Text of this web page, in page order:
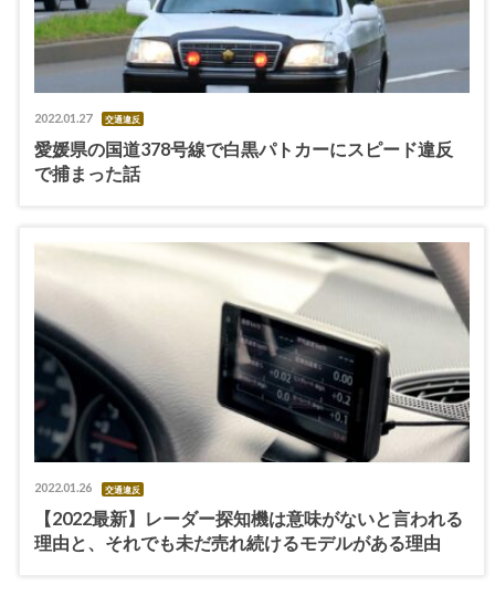
2022.01.27 交通違反
愛媛県の国道378号線で白黒パトカーにスピード違反
で捕まった話
2022.01.26 交通違反
【2022最新】レーダー探知機は意味がないと言われる
理由と、それでも未だ売れ続けるモデルがある理由